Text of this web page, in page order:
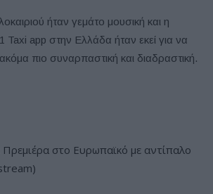
ήταν γεμάτο μουσική και η
Taxi app στην Ελλάδα ήταν εκεί για να
ακόμα πιο συναρπαστική και διαδραστική.